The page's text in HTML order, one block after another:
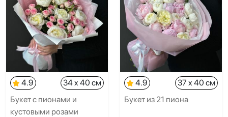
4.9
34 x 40 см
Букет с пионами и
кустовыми розами
4.9
37 x 40 см
Букет из 21 пиона